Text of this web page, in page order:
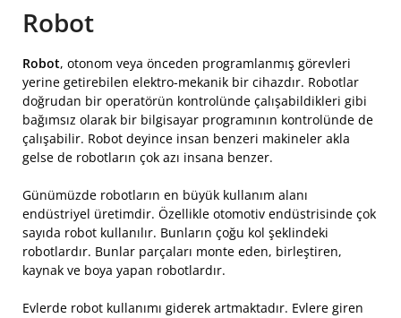
Robot
Robot, otonom veya önceden programlanmış görevleri
yerine getirebilen elektro-mekanik bir cihazdır. Robotlar
doğrudan bir operatörün kontrolünde çalışabildikleri gibi
bağımsız olarak bir bilgisayar programının kontrolünde de
çalışabilir. Robot deyince insan benzeri makineler akla
gelse de robotların çok azı insana benzer.
Günümüzde robotların en büyük kullanım alanı
endüstriyel üretimdir. Özellikle otomotiv endüstrisinde çok
sayıda robot kullanılır. Bunların çoğu kol şeklindeki
robotlardır. Bunlar parçaları monte eden, birleştiren,
kaynak ve boya yapan robotlardır.
Evlerde robot kullanımı giderek artmaktadır. Evlere giren